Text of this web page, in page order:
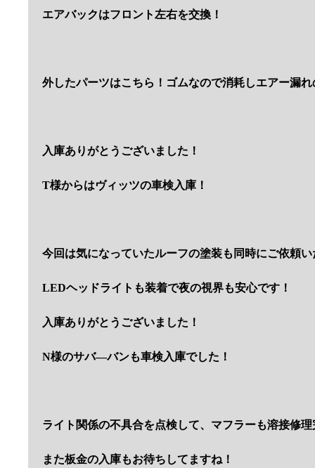
エアバックはフロント左右を交換！
外したパーツはこちら！ゴムなので消耗しエアー漏
入庫ありがとうございました！
T様からはヴィッツの車検入庫！
今回は気になっていたルーフの塗装も同時にご依頼
LEDヘッドライトも装着で夜の視界も安心です！
入庫ありがとうございました！
N様のサバ―バンも車検入庫でした！
ライト関係の不具合を点検して、マフラーも溶接修理
また板金の入庫もお待ちしてますね！